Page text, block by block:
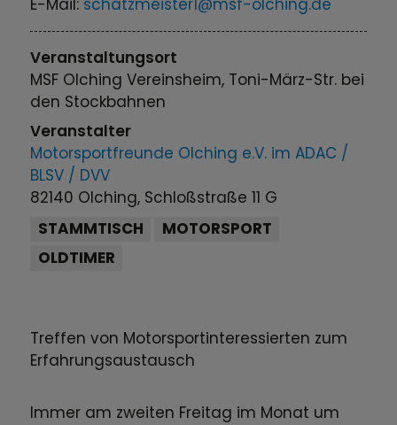
Treffen von Motorsportinteressierten zum
Erfahrungsaustausch
Immer am zweiten Freitag im Monat um
Veranstaltungsort
MSF Olching Vereinsheim, Toni-März-Str. bei
den Stockbahnen
Veranstalter
Motorsportfreunde Olching e.V. im ADAC /
BLSV / DVV
82140 Olching, Schloßstraße 11 G
STAMMTISCH
MOTORSPORT
OLDTIMER